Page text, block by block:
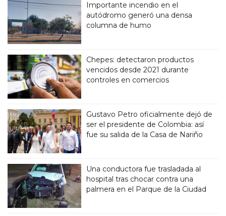
Importante incendio en el
autódromo generó una densa
columna de humo
Chepes: detectaron productos
vencidos desde 2021 durante
controles en comercios
Gustavo Petro oficialmente dejó de
ser el presidente de Colombia: así
fue su salida de la Casa de Nariño
Una conductora fue trasladada al
hospital tras chocar contra una
palmera en el Parque de la Ciudad